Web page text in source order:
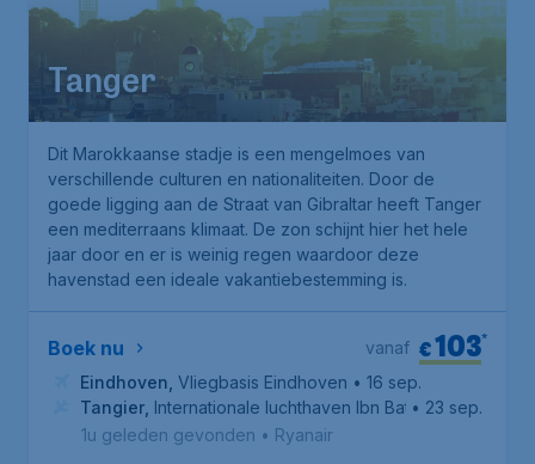
Tanger
Dit Marokkaanse stadje is een mengelmoes van
verschillende culturen en nationaliteiten. Door de
goede ligging aan de Straat van Gibraltar heeft Tanger
een mediterraans klimaat. De zon schijnt hier het hele
jaar door en er is weinig regen waardoor deze
havenstad een ideale vakantiebestemming is.
Boek nu €103*
vanaf
Eindhoven Vliegbasis Eindhoven • 16 sep.
Tangier Internationale luchthaven Ibn Batouta• 23 sep.
1u geleden gevonden • Ryanair